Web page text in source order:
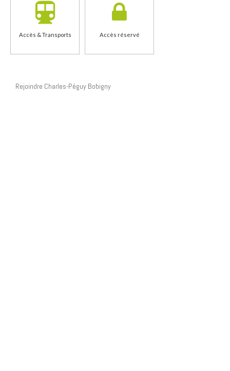
Accès & Transports Accès réservé
Rejoindre Charles-Péguy Bobigny